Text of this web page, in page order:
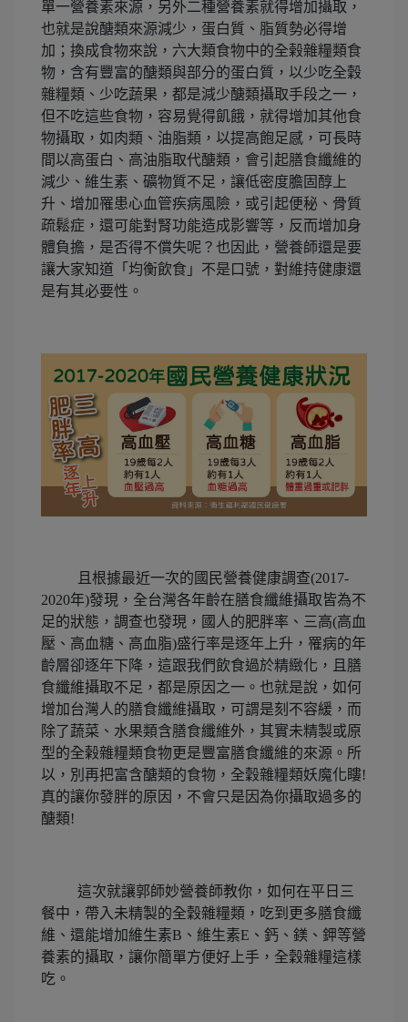
單一營養素來源，另外二種營養素就得增加攝取，
也就是說醣類來源減少，蛋白質、脂質勢必得增
加；換成食物來說，六大類食物中的全榖雜糧類食
物，含有豐富的醣類與部分的蛋白質，以少吃全穀
雜糧類、少吃蔬果，都是減少醣類攝取手段之一，
但不吃這些食物，容易覺得飢餓，就得增加其他食
物攝取，如肉類、油脂類，以提高飽足感，可長時
間以高蛋白、高油脂取代醣類，會引起膳食纖維的
減少、維生素、礦物質不足，讓低密度膽固醇上
升、增加罹患心血管疾病風險，或引起便秘、骨質
疏鬆症，還可能對腎功能造成影響等，反而增加身
體負擔，是否得不償失呢？也因此，營養師還是要
讓大家知道「均衡飲食」不是口號，對維持健康還
是有其必要性。
且根據最近一次的 國民營養健康調查(2017-
2020年)發現，全台灣各年齡在膳食纖維攝取皆為不
足的狀態，調查也發現，國人的肥胖率、三高(高血
壓、高血糖、高血脂)盛行率是逐年上升，罹病的年
齡層卻逐年下降，這跟我們飲食過於精緻化，且膳
食纖維攝取不足，都是原因之一。也就是說，如何
增加台灣人的膳食纖維攝取，可謂是刻不容緩，而
除了蔬菜、水果類含膳食纖維外，其實未精製或原
型的全榖雜糧類食物更是豐富膳食纖維的來源。所
以，別再把富含醣類的食物，全穀雜糧類妖魔化瞜!
真的讓你發胖的原因，不會只是因為你攝取過多的
醣類!
這次就讓郭師妙營養師教你，如何在平日三
餐中，帶入未精製的全穀雜糧類，吃到更多膳食纖
維、還能增加維生素B 、維生素E 、鈣、鎂、鉀等營
養素的攝取，讓你簡單方便好上手，全穀雜糧這樣
吃。